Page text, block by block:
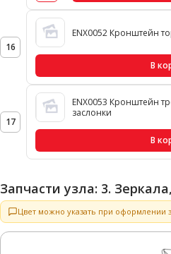
16
ENX0052 Кронштейн
В
17
ENX0053 Кронштейн
заслонки
В
Запчасти узла: 3.
Цвет можно указать при оформлении